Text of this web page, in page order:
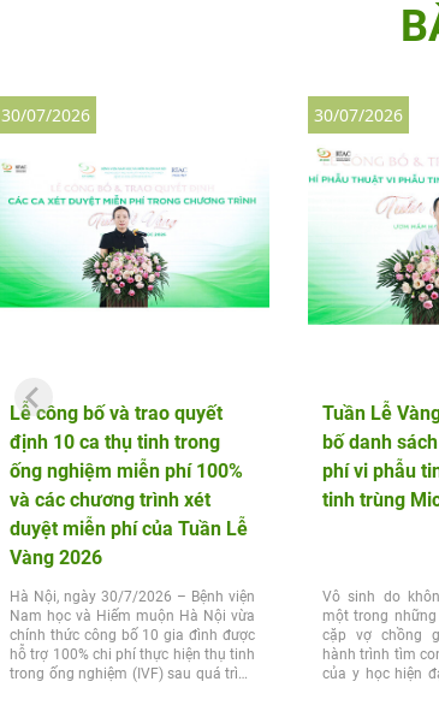
Lễ công bố và trao quyết
định 10 ca thụ tinh trong
ống nghiệm miễn phí 100%
và các chương trình xét
duyệt miễn phí của Tuần Lễ
Vàng 2026
Hà Nội, ngày 30/7/2026 – Bệnh viện
Nam học và Hiếm muộn Hà Nội vừa
chính thức công bố 10 gia đình được
hỗ trợ 100% chi phí thực hiện thụ tinh
trong ống nghiệm (IVF) sau quá trình
30/07/2026
Tuần Lễ
bố danh
phí vi phẫu
tinh trùng
Vô sinh do
một trong
cặp vợ chồng
hành trình tìm
của y học hiện
30/07/2026